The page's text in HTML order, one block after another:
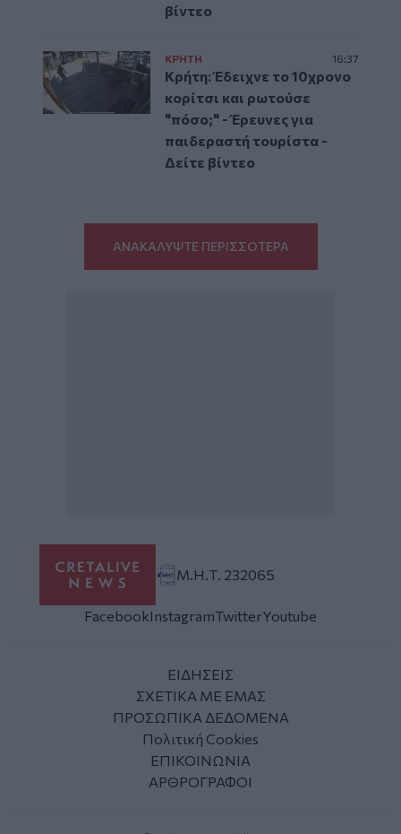
βίντεο
ΚΡΗΤΗ 16:37
Κρήτη: Έδειχνε το 10χρονο
κορίτσι και ρωτούσε
"πόσο;" - Έρευνες για
παιδεραστή τουρίστα -
Δείτε βίντεο
ΑΝΑΚΑΛΥΨΤΕ ΠΕΡΙΣΣΟΤΕΡΑ
Μ.Η.Τ. 232065
FacebookInstagramTwitterYoutube
ΕΙΔΗΣΕΙΣ
ΣΧΕΤΙΚΑ ΜΕ ΕΜΑΣ
ΠΡΟΣΩΠΙΚΑ ΔΕΔΟΜΕΝΑ
Πολιτική Cookies
ΕΠΙΚΟΙΝΩΝΙΑ
ΑΡΘΡΟΓΡΑΦΟΙ